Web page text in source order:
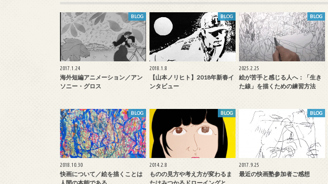
BLOG
2017.1.24
海外短編アニメーション／アン
ソニー・グロス
BLOG
2018.1.8
【山本ノリヒト】2018年新春イ
ンタビュー
BLOG
2025.2.25
絵が苦手と感じる人へ：「生き
た線」を描くための練習方法
BLOG
2018.10.30
快画について／絵を描くことは
BLOG
2014.2.8
ものの見方や考え方が変わるま
BLOG
2017.9.25
最近の快画塾参加者ご感想